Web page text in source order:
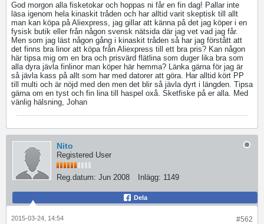
God morgon alla fisketokar och hoppas ni får en fin dag! Pallar inte
läsa igenom hela kinaskit tråden och har alltid varit skeptisk till allt
man kan köpa på Aliexpress, jag gillar att känna på det jag köper i en
fysisk butik eller från någon svensk nätsida där jag vet vad jag får.
Men som jag läst någon gång i kinaskit tråden så har jag förstått att
det finns bra linor att köpa från Aliexpress till ett bra pris? Kan någon
här tipsa mig om en bra och prisvärd flätlina som duger lika bra som
alla dyra jävla finlinor man köper här hemma? Länka gärna för jag är
så jävla kass på allt som har med datorer att göra. Har alltid kört PP
till multi och är nöjd med den men det blir så jävla dyrt i längden. Tipsa
gärna om en tyst och fin lina till haspel oxå. Sketfiske på er alla. Med
vänlig hälsning, Johan
Nito
Registered User
Reg.datum: Jun 2008 Inlägg: 1149
Dela
#562
2015-03-24, 14:54